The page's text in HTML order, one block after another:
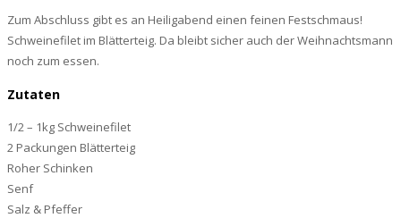
Zum Abschluss gibt es an Heiligabend einen feinen Festschmaus!
Schweinefilet im Blätterteig. Da bleibt sicher auch der Weihnachtsmann
noch zum essen.
Zutaten
1/2 – 1kg Schweinefilet
2 Packungen Blätterteig
Roher Schinken
Senf
Salz & Pfeffer